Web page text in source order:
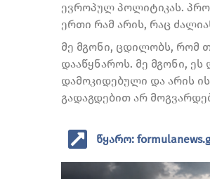
ევროპულ პოლიტიკას.
ერთი რამ არის, რაც
მე მგონი, ცდილობს, რომ
დააწყნაროს. მე მგონი,
დამოკიდებული და არის
გადაგდებით არ
წყარო: